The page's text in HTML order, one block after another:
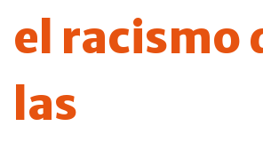
el racismo
las